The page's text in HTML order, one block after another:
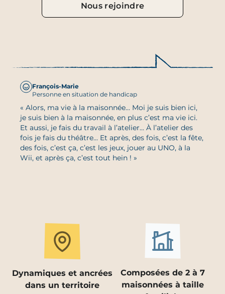
Nous rejoindre
François-Marie
Personne en situation de handicap
« Alors, ma vie à la maisonnée... Moi je suis bien ici,
je suis bien à la maisonnée, en plus c’est ma vie ici.
Et aussi, je fais du travail à l’atelier... À l’atelier des
fois je fais du théâtre... Et après, des fois, c’est la fête,
des fois, c’est ça, c’est les jeux, jouer au UNO, à la
Wii, et après ça, c’est tout hein ! »
Dynamiques et ancrées
dans un territoire
Composées de 2 à 7
maisonnées à taille